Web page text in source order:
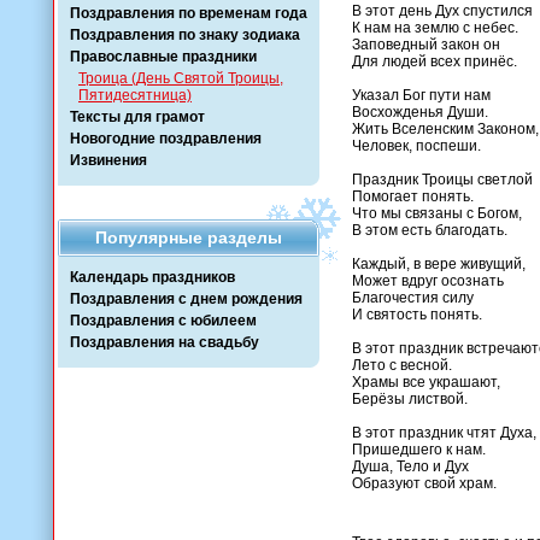
Поздравления по временам года
Поздравления по знаку зодиака
Православные праздники
Троица (День Святой Троицы,
Пятидесятница)
Тексты для грамот
Новогодние поздравления
Извинения
Популярные разделы
Календарь праздников
Поздравления с днем рождения
Поздравления с юбилеем
Поздравления на свадьбу
В этот день Дух спустился
К нам на землю с небес.
Заповедный закон он
Для людей всех принёс.
Указал Бог пути нам
Восхожденья Души.
Жить Вселенским Законом,
Человек, поспеши.
Праздник Троицы светлой
Помогает понять.
Что мы связаны с Богом,
В этом есть благодать.
Каждый, в вере живущий,
Может вдруг осознать
Благочестия силу
И святость понять.
В этот праздник
Лето с весной.
Храмы все украшают,
Берёзы листвой.
В этот праздник чтят Духа,
Пришедшего к нам.
Душа, Тело и Дух
Образуют свой храм.